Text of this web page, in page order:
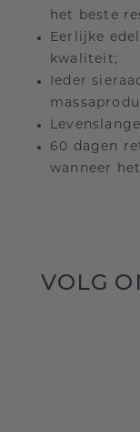
het beste
Eerlijke
kwaliteit;
Ieder
60 dagen
wanneer
VOLG